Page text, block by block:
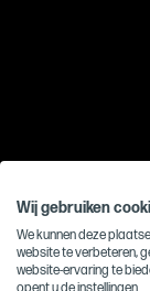
Wij gebruiken
We kunnen deze
website te verbeteren,
website-ervaring te